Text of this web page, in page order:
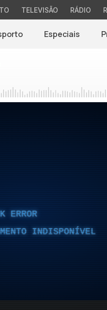
TELEVISÃO RÁDIO
Especiais
ERROR
INDISPONÍVEL